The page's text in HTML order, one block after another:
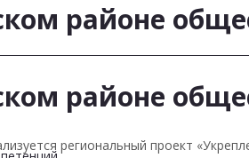
районе
районе
региональный проект